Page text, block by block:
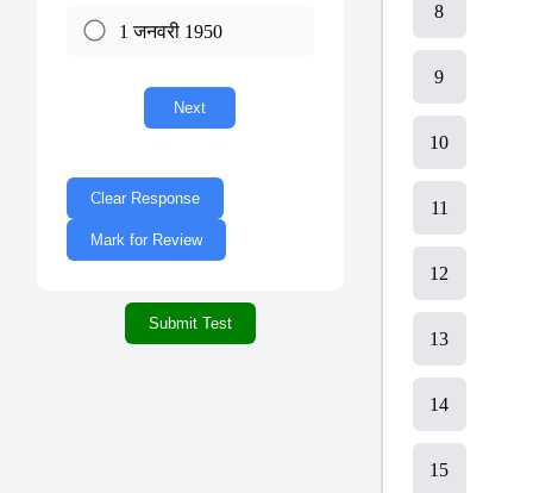
1 जनवरी 1950
Next
Clear Response
Mark for Review
Submit Test
8
9
10
11
12
13
14
15